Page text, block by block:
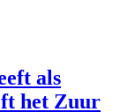
als
het Zuur